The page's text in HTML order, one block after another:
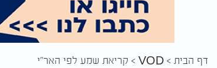
דף הבית VOD קריאת שמע לפי האר"י